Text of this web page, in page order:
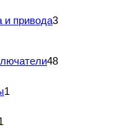
и привода3
48
1